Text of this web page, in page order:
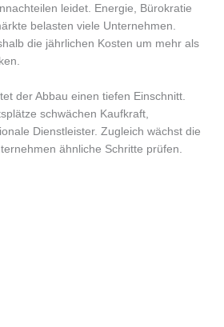
leidet. Energie, Bürokratie
belasten viele Unternehmen.
die jährlichen Kosten um mehr als
der Abbau einen tiefen Einschnitt.
schwächen Kaufkraft,
Dienstleister. Zugleich wächst die
ähnliche Schritte prüfen.